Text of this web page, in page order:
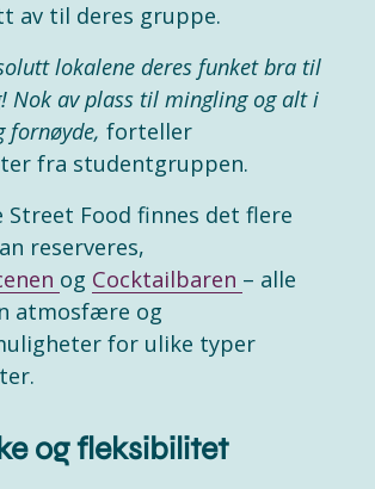
av til deres gruppe.
lokalene deres funket bra til
Nok av plass til mingling og alt i
fornøyde, forteller
fra studentgruppen.
Street Food finnes det flere
reserveres,
og Cocktailbaren – alle
atmosfære og
for ulike typer
og fleksibilitet